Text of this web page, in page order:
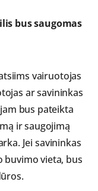
bus saugomas
vairuotojas
ar savininkas
bus pateikta
ir saugojimą
Jei savininkas
buvimo vieta, bus